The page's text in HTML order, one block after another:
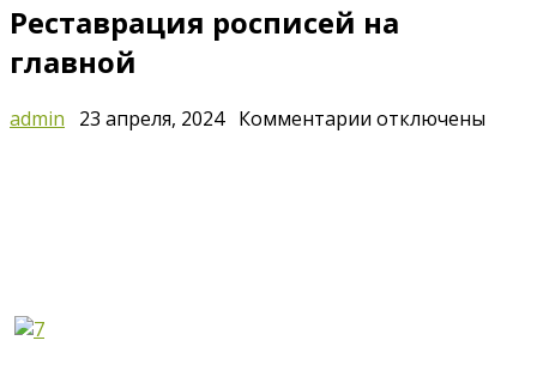
Реставрация росписей на
главной
admin 23 апреля, 2024 Комментарии котключены